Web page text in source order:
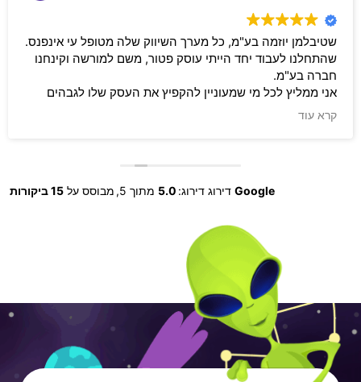
שטיבלמן יוזמה בע"מ, כל מערך השיווק שלה מטופל עי אינפנס.
שהתחלנו לעבוד יחד הייתי עוסק פטור, משם למורשה וקינחנו
חברה בע"מ.
אני ממליץ לכל מי שמעוניין להקפיץ את העסק שלו לגבהים
שלא ראה עוד לפני כן, לקבל שירות מאינפנס. תמיד זמינים לכל
שאלה (ואני ממש נודניק), מקצוענים, והסקיילים איתם תמיד
קרא עוד
Google דירוג דירוג: 5.0 מתוך 5, מבוסס על 15 ביקורות